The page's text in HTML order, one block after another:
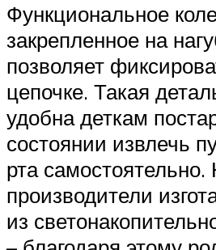
Функциональное
закрепленное на
позволяет
цепочке. Такая
удобна деткам
состоянии извлечь
рта
производители
из